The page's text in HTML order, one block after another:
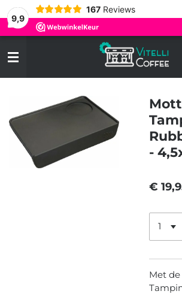
9,9
167 Reviews
-
€
Met